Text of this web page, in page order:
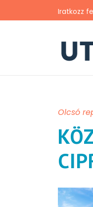
Iratkozz
Olcsó